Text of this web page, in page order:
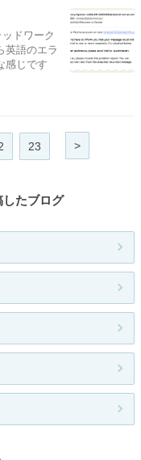
ドワーク
英語のエラ
感じです
23 >
たブログ